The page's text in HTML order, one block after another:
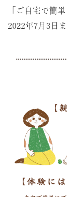
「ご自宅で簡
2022年7月3日